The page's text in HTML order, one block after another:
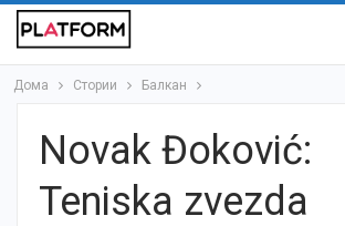
Дома Стории Балкан
Novak Đoković:
Teniska zvezda